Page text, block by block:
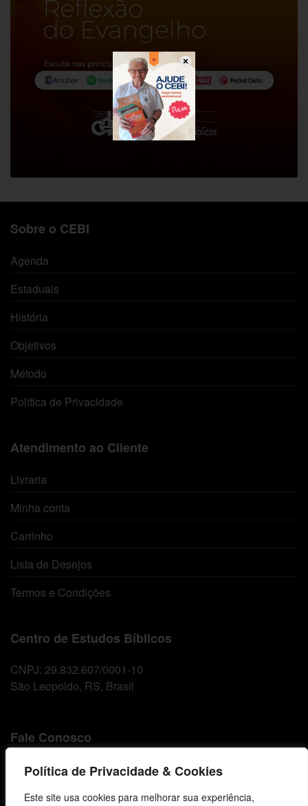
Política de Privacidade & Cookies
Este site usa cookies para melhorar sua experiência,
Sobre o CEBI
Agenda
Estaduais
História
Objetivos
Método
Política de Privacidade
Atendimento ao Cliente
Livraria
Minha conta
Carrinho
Lista de Desejos
Termos e Condições
Centro de Estudos Bíblicos
CNPJ: 29.832.607/0001-10
São Leopoldo, RS, Brasil
Fale Conosco
E-mails
comunicacao@cebi.org.br